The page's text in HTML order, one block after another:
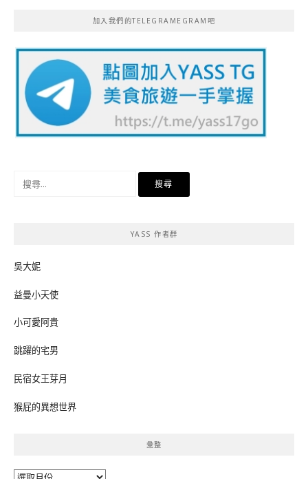
加入我們的TELEGRAMEGRAM吧
YASS 作者群
吳大妮
益曼小天使
小可愛阿貴
跳躍的宅男
民宿女王芽月
猴屁的異想世界
彙整
彙